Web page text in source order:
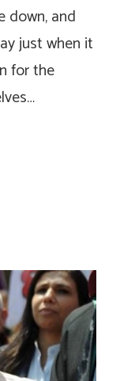
down, and
just when it
for the